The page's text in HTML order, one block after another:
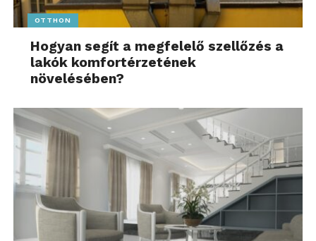
OTTHON
Hogyan segít a megfelelő szellőzés a
lakók komfortérzetének
növelésében?